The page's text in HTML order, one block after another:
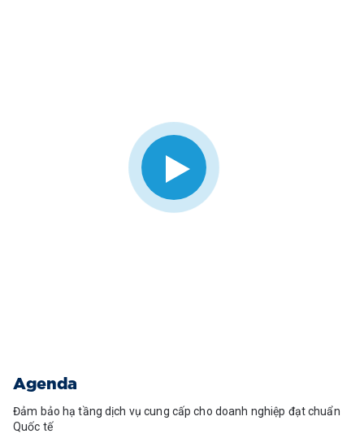
Agenda
Đảm bảo hạ tầng dịch vụ cung cấp cho doanh nghiệp đạt chuẩn
Quốc tế